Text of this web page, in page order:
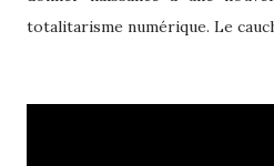
totalitarisme numérique. Le